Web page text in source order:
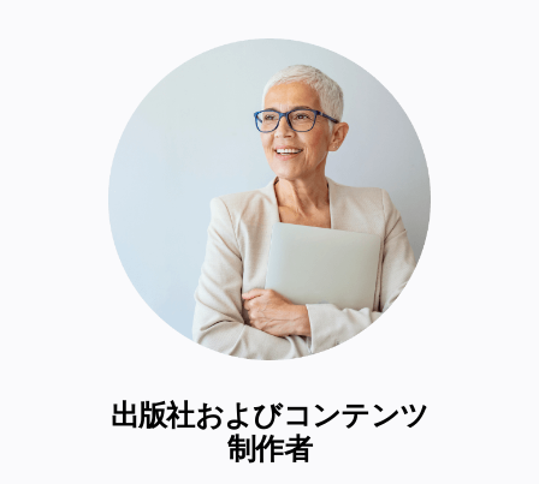
出版社およびコンテンツ
制作者